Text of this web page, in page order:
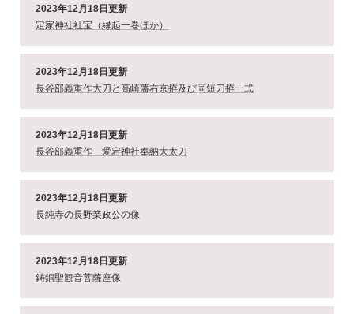
2023年12月18日更新
定家神社社宝（縁起一巻ほか）
2023年12月18日更新
長谷部義重作大刀と高崎藩右京拵及び同短刀拵一式
2023年12月18日更新
長谷部義重作 愛宕神社奉納大太刀
2023年12月18日更新
長純寺の長野業政公の像
2023年12月18日更新
鋳銅聖観音菩薩座像